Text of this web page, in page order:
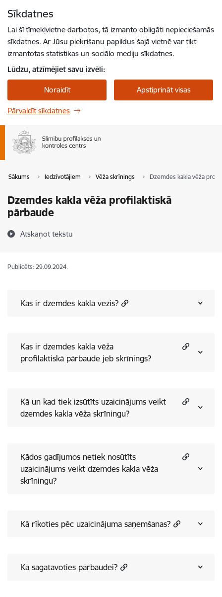
Sīkdatnes
Lai šī tīmekļvietne darbotos, tā izmanto obligāti nepieciešamās
sīkdatnes. Ar Jūsu piekrišanu papildus šajā vietnē var tikt
izmantotas statistikas un sociālo mediju sīkdatnes.
Lūdzu, atzīmējiet savu izvēli:
Noraidīt Apstiprināt visas
Pārvaldīt sīkdatnes
Sākums Iedzīvotājiem Vēža skrīnings Dzemdes kakla vēža
Dzemdes kakla vēža profilaktiskā
pārbaude
Atskaņot tekstu
Publicēts: 29.09.2024.
Kas ir dzemdes kakla vēzis?
Kas ir dzemdes kakla vēža
profilaktiskā pārbaude jeb skrīnings?
Kā un kad tiek izsūtīts uzaicinājums veikt
dzemdes kakla vēža skrīningu?
Kādos gadījumos netiek nosūtīts
uzaicinājums veikt dzemdes kakla vēža
skrīningu?
Kā rīkoties pēc uzaicinājuma saņemšanas?
Kā sagatavoties pārbaudei?